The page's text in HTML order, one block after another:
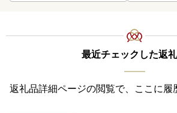
最近チェックした返
返礼品詳細ページの閲覧で、ここに履